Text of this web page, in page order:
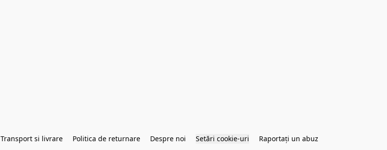
Transport si livrare Politica de returnare Despre noi Setări cookie-uri Raportați un abuz